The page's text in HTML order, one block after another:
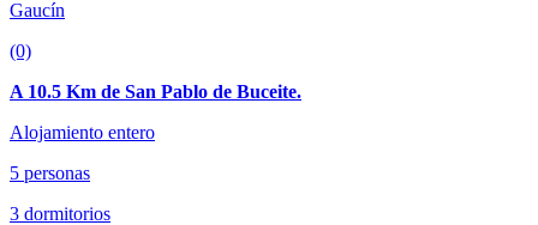
Gaucín
(0)
A 10.5 Km de San Pablo de Buceite.
Alojamiento entero
5 personas
3 dormitorios